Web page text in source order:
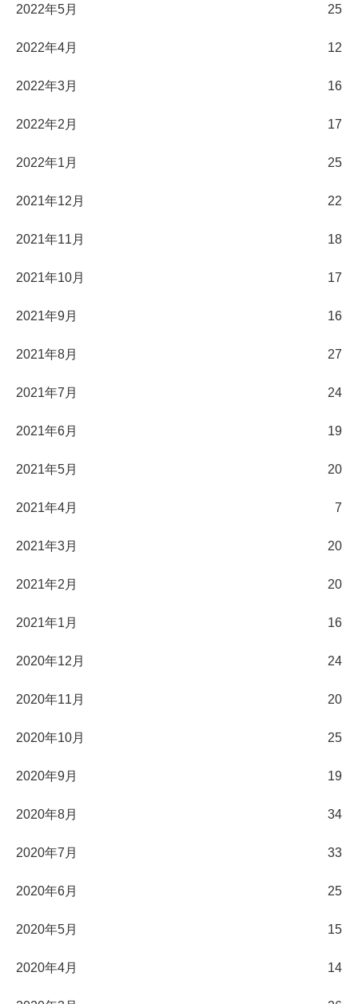
2022年5月 25
2022年4月 12
2022年3月 16
2022年2月 17
2022年1月 25
2021年12月 22
2021年11月 18
2021年10月 17
2021年9月 16
2021年8月 27
2021年7月 24
2021年6月 19
2021年5月 20
2021年4月 7
2021年3月 20
2021年2月 20
2021年1月 16
2020年12月 24
2020年11月 20
2020年10月 25
2020年9月 19
2020年8月 34
2020年7月 33
2020年6月 25
2020年5月 15
2020年4月 14